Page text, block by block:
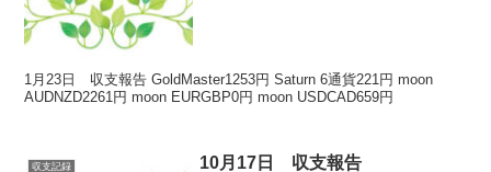
1月23日 収支報告 GoldMaster1253円 Saturn 6通貨221円 moon
AUDNZD2261円 moon EURGBP0円 moon USDCAD659円
収支記録 10月17日 収支報告